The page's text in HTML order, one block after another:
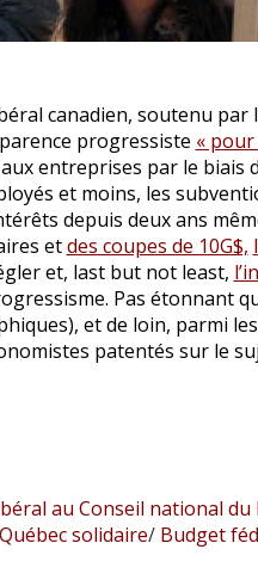
canadien, soutenu par
progressiste « pour
entreprises par le biais
et moins, les
depuis deux ans
etdes coupes de 10G$,
et, last but not least,
Pas étonnant
et de loin, parmi
patentés sur le
au Conseil national du
solidaire/Budget